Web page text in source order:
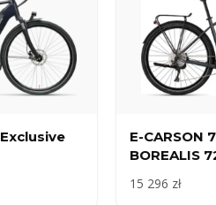
E-CARSON
BOREALIS
15 296 zł